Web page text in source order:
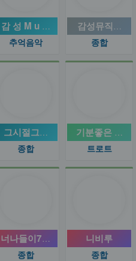
브 음악♬♪
감 성 M u s i c
추억음악
감성뮤직발라
종합
그시절그추억
종합
기분좋은 트로
트로트
(종합)
너나들이7080
종합
니비루
종합